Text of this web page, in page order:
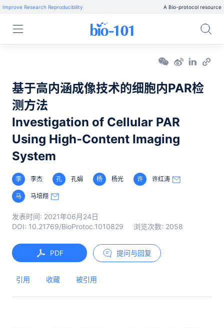
Improve Research Reproducibility A Bio-protocol resource
基于高内涵成像技术的细胞内PAR检
测方法
Investigation of Cellular PAR
Using High-Content Imaging
System
李 李杰 孔 孔娟 杨 杨光 许 许红涛
马 马培翔
发表时间: 2021年06月24日
DOI: 10.21769/BioProtoc.1010829 浏览次数: 2058
PDF 提问与回复
引用 收藏 被引用